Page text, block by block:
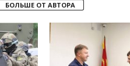
БОЛЬШЕ ОТ АВТОРА